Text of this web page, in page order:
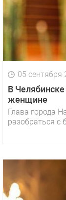
05 сентября
В
женщине
Глава города
разобраться с